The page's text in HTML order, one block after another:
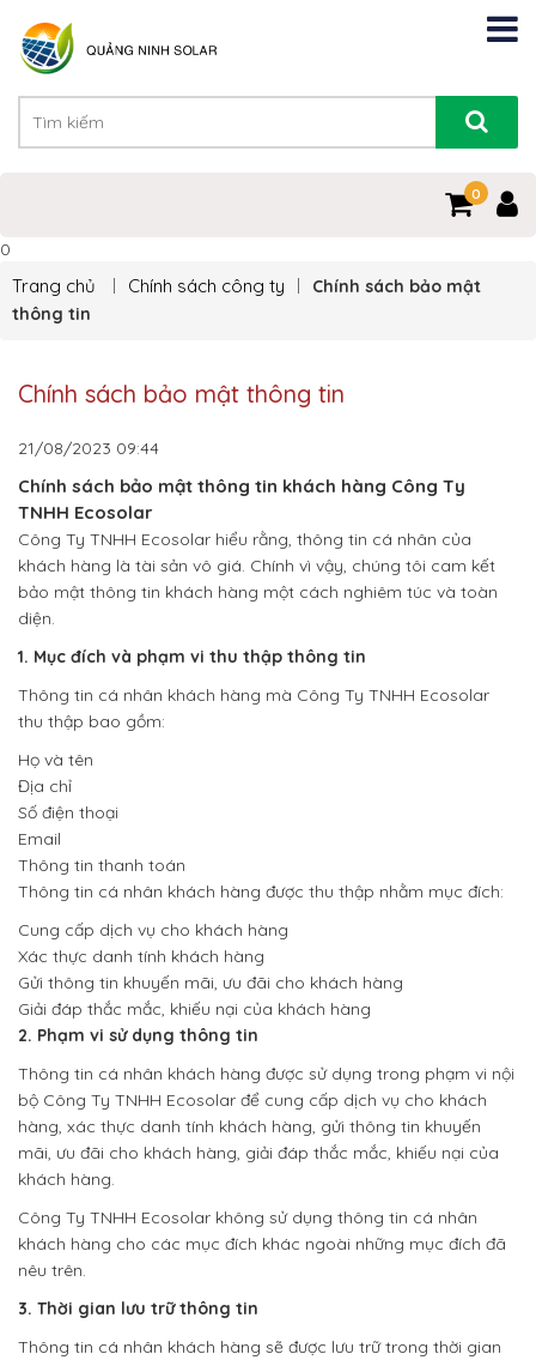
0
0
Trang chủ Chính sách công ty
Chính sách bảo mật
thông tin
Chính sách bảo mật thông tin
21/08/2023 09:44
Chính sách bảo mật thông tin khách hàng Công Ty
TNHH Ecosolar
Công Ty TNHH Ecosolar hiểu rằng, thông tin cá nhân của
khách hàng là tài sản vô giá. Chính vì vậy, chúng tôi cam kết
bảo mật thông tin khách hàng một cách nghiêm túc và toàn
diện.
1. Mục đích và phạm vi thu thập thông tin
Thông tin cá nhân khách hàng mà Công Ty TNHH Ecosolar
thu thập bao gồm:
Họ và tên
Địa chỉ
Số điện thoại
Email
Thông tin thanh toán
Thông tin cá nhân khách hàng được thu thập nhằm mục đích:
Cung cấp dịch vụ cho khách hàng
Xác thực danh tính khách hàng
Gửi thông tin khuyến mãi, ưu đãi cho khách hàng
Giải đáp thắc mắc, khiếu nại của khách hàng
2. Phạm vi sử dụng thông tin
Thông tin cá nhân khách hàng được sử dụng trong phạm vi nội
bộ Công Ty TNHH Ecosolar để cung cấp dịch vụ cho khách
hàng, xác thực danh tính khách hàng, gửi thông tin khuyến
mãi, ưu đãi cho khách hàng, giải đáp thắc mắc, khiếu nại của
khách hàng.
Công Ty TNHH Ecosolar không sử dụng thông tin cá nhân
khách hàng cho các mục đích khác ngoài những mục đích đã
nêu trên.
3. Thời gian lưu trữ thông tin
Thông tin cá nhân khách hàng sẽ được lưu trữ trong thời gian